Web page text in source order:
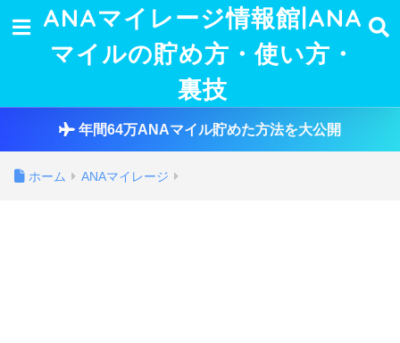
ANAマイレージ情報館|ANA
マイルの貯め方・使い方・
裏技
年間64万ANAマイル貯めた方法を大公開
ホーム ANAマイレージ